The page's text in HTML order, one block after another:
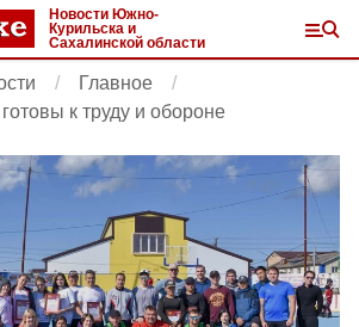
Новости Южно-
Курильска и
Сахалинской области
Главное
к труду и обороне